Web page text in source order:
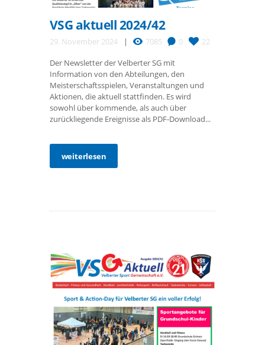
VSG aktuell 2024/42
29. November 2024 7085 0 22
Der Newsletter der Velberter SG mit
Information von den Abteilungen, den
Meisterschaftsspielen, Veranstaltungen und
Aktionen, die aktuell stattfinden. Es wird
sowohl über kommende, als auch über
zurückliegende Ereignisse als PDF-Download...
weiterlesen